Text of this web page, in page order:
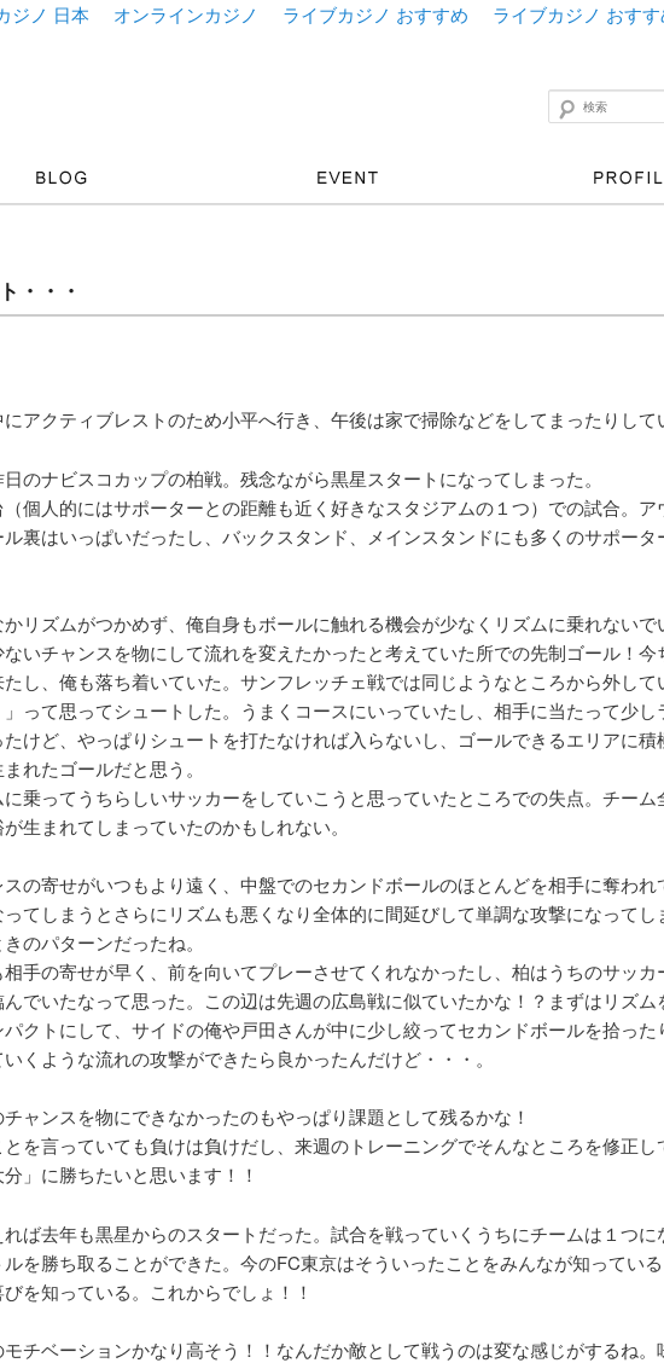
ジノ 日本 オンラインカジノ ライブカジノ おすすめ ライブカジノ おすす
検索
・・・
アクティブレストのため小平へ行き、午後は家で掃除などをしてまったりして
のナビスコカップの柏戦。残念ながら黒星スタートになってしまった。
個人的にはサポーターとの距離も近く好きなスタジアムの１つ）での試合。ア
裏はいっぱいだったし、バックスタンド、メインスタンドにも多くのサポータ
リズムがつかめず、俺自身もボールに触れる機会が少なくリズムに乗れないで
ないチャンスを物にして流れを変えたかったと考えていた所での先制ゴール！今
し、俺も落ち着いていた。サンフレッチェ戦では同じようなところから外して
」って思ってシュートした。うまくコースにいっていたし、相手に当たって少し
けど、やっぱりシュートを打たなければ入らないし、ゴールできるエリアに積
れたゴールだと思う。
に乗ってうちらしいサッカーをしていこうと思っていたところでの失点。チーム
生まれてしまっていたのかもしれない。
の寄せがいつもより遠く、中盤でのセカンドボールのほとんどを相手に奪われ
てしまうとさらにリズムも悪くなり全体的に間延びして単調な攻撃になってし
のパターンだったね。
手の寄せが早く、前を向いてプレーさせてくれなかったし、柏はうちのサッカ
んでいたなって思った。この辺は先週の広島戦に似ていたかな！？まずはリズム
パクトにして、サイドの俺や戸田さんが中に少し絞ってセカンドボールを拾った
くような流れの攻撃ができたら良かったんだけど・・・。
ャンスを物にできなかったのもやっぱり課題として残るかな！
とを言っていても負けは負けだし、来週のトレーニングでそんなところを修正し
」に勝ちたいと思います！！
ば去年も黒星からのスタートだった。試合を戦っていくうちにチームは１つに
を勝ち取ることができた。今のFC東京はそういったことをみんなが知ってい
を知っている。これからでしょ！！
チベーションかなり高そう！！なんだか敵として戦うのは変な感じがするね。